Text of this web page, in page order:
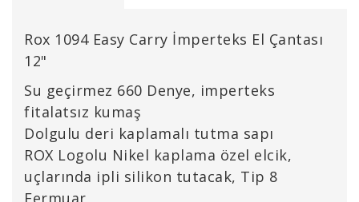
Rox 1094 Easy Carry İmperteks El Çantası
12"
Su geçirmez 660 Denye, imperteks
fitalatsız kumaş
Dolgulu deri kaplamalı tutma sapı
ROX Logolu Nikel kaplama özel elcik,
uçlarında ipli silikon tutacak, Tip 8
Fermuar